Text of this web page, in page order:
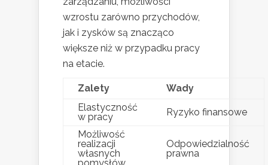
wzrostu zarówno przychodów,
jak i zysków są znacząco
większe niż w przypadku pracy
na etacie.
Zalety
Wady
Elastyczność
w pracy
Ryzyko finansowe
Możliwość
realizacji
własnych
Odpowiedzialność
prawna